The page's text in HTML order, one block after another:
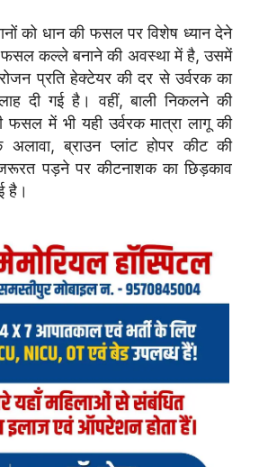
को धान की फसल पर विशेष ध्यान देने
फसल कल्ले बनाने की अवस्था में है, उसमें
प्रति हेक्टेयर की दर से उर्वरक का
दी गई है। वहीं, बाली निकलने की
में भी यही उर्वरक मात्रा लागू की
अलावा, ब्राउन प्लांट होपर कीट की
पड़ने पर कीटनाशक का छिड़काव
है।